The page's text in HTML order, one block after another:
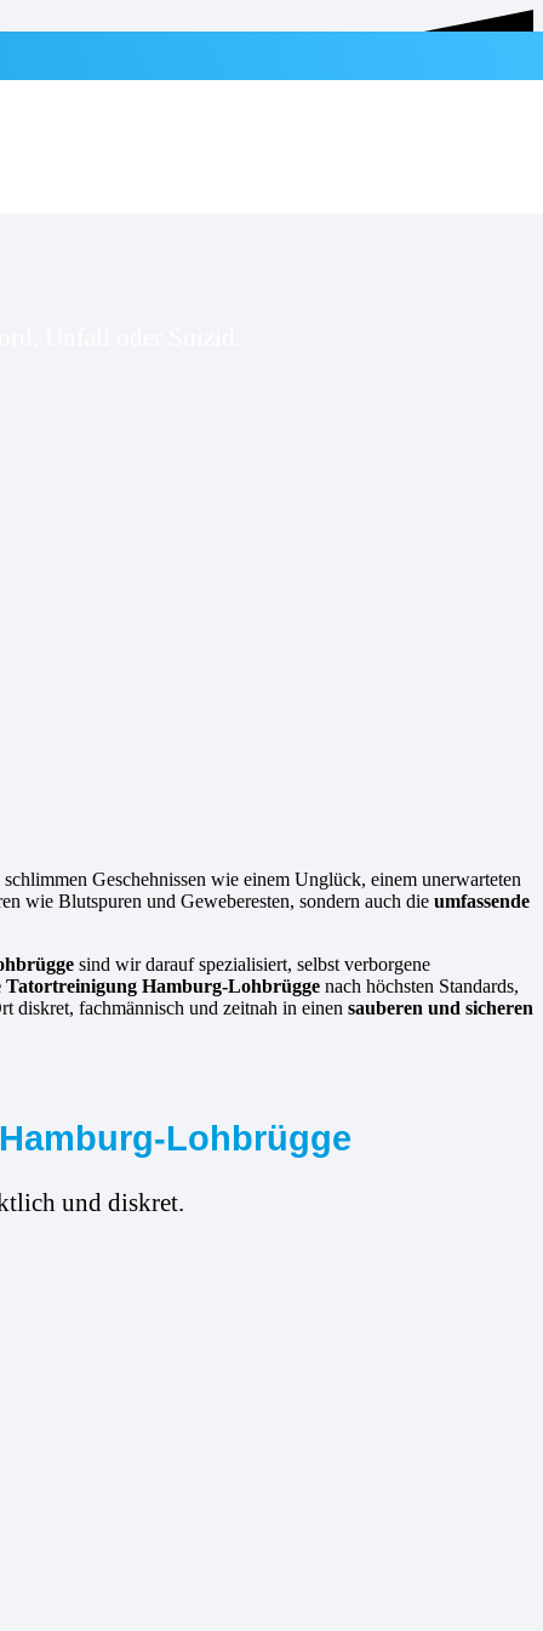
Unfall oder Suizid.
schlimmen Geschehnissen wie einem Unglück, einem unerwarteten
wie Blutspuren und Geweberesten, sondern auch die umfassende
sind wir darauf spezialisiert, selbst verborgene
Tatortreinigung Hamburg-Lohbrügge nach höchsten Standards,
diskret, fachmännisch und zeitnah in einen sauberen und sicheren
Lohbrügge
und diskret.